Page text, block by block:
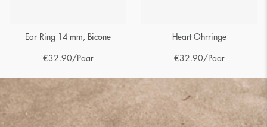
Ear Ring 14 mm, Bicone
€32.90/Paar
Heart Ohrringe
€32.90/Paar